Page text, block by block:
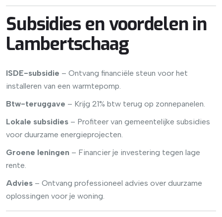
Subsidies en voordelen in
Lambertschaag
ISDE-subsidie – Ontvang financiële steun voor het
installeren van een warmtepomp.
Btw-teruggave – Krijg 21% btw terug op zonnepanelen.
Lokale subsidies – Profiteer van gemeentelijke subsidies
voor duurzame energieprojecten.
Groene leningen – Financier je investering tegen lage
rente.
Advies – Ontvang professioneel advies over duurzame
oplossingen voor je woning.